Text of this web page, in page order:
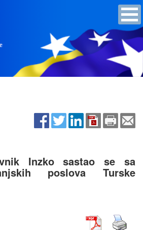
Inzko sastao se sa
poslova Turske